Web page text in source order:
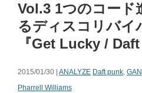
Vol.3 1つのコード
るディスコリバイ
『Get Lucky / Daft
2015/01/30 | ANALYZE Daft punk,
Pharrell Williams